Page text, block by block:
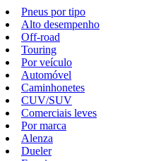
Pneus por tipo
Alto desempenho
Off-road
Touring
Por veículo
Automóvel
Caminhonetes
CUV/SUV
Comerciais leves
Por marca
Alenza
Dueler